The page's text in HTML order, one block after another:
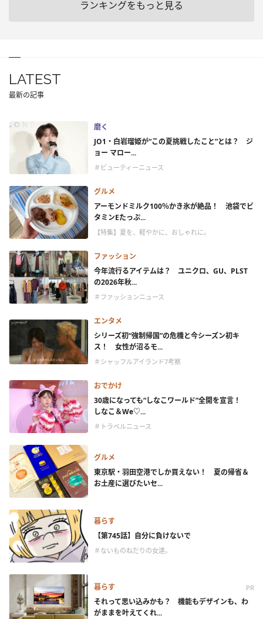
ランキングをもっと見る
LATEST
最新の記事
磨く
JO1・白岩瑠姫が“この夏挑戦したこと”とは？ ジ
ョー マロー...
＃ビューティーニュース
グルメ
アーモンドミルク100％かき氷が絶品！ 池袋でビ
タミンEたっぷ...
【特集】夏を、軽やかに、おしゃれに。
ファッション
今年流行るアイテムは？ ユニクロ、GU、PLST
の2026年秋...
＃ファッションニュース
エンタメ
シリーズ初“強制帰国”の危機と今シーズン初キ
ス！ 女性が沼るモ...
＃シャッフルアイランド7考察
おでかけ
30歳になっても“しなこワールド”全開を宣言！
しなこ＆We♡...
＃トラベルニュース
グルメ
東京駅・羽田空港でしか買えない！ 夏の帰省＆
お土産に選びたいセ...
暮らす
【第745話】自分に負けないで
＃ないものねだりの女達。
暮らす PR
それって思い込みかも？ 機能もデザインも、わ
がままを叶えてくれ...